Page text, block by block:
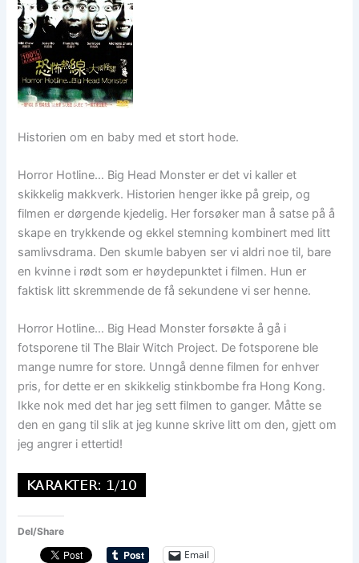
Historien om en baby med et stort hode.
Horror Hotline… Big Head Monster er det vi kaller et
skikkelig makkverk. Historien henger ikke på greip, og
filmen er dørgende kjedelig. Her forsøker man å satse på å
skape en trykkende og ekkel stemning kombinert med litt
samlivsdrama. Den skumle babyen ser vi aldri noe til, bare
en kvinne i rødt som er høydepunktet i filmen. Hun er
faktisk litt skremmende de få sekundene vi ser henne.
Horror Hotline… Big Head Monster forsøkte å gå i
fotsporene til The Blair Witch Project. De fotsporene ble
mange numre for store. Unngå denne filmen for enhver
pris, for dette er en skikkelig stinkbombe fra Hong Kong.
Ikke nok med det har jeg sett filmen to ganger. Måtte se
den en gang til slik at jeg kunne skrive litt om den, gjett om
jeg angrer i ettertid!
Del/Share
Email